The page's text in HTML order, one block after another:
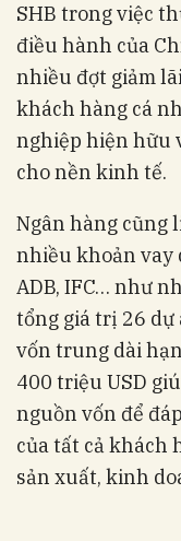
SHB trong việc
điều hành của
nhiều đợt giảm
khách hàng cá
nghiệp hiện hữu
cho nền kinh tế.
Ngân hàng cũng
nhiều khoản vay
ADB, IFC… như
tổng giá trị 26 dự
vốn trung dài
400 triệu USD
nguồn vốn để
của tất cả khách
sản xuất, kinh